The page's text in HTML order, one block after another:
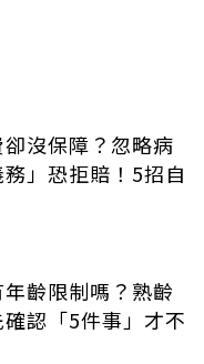
沒保障？忽略病
」恐拒賠！5招自
齡限制嗎？熟齡
認「5件事」才不